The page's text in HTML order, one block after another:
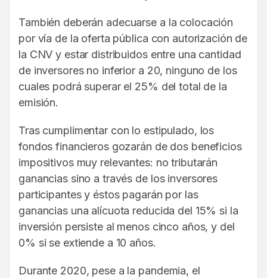
También deberán adecuarse a la colocación
por vía de la oferta pública con autorización de
la CNV y estar distribuidos entre una cantidad
de inversores no inferior a 20, ninguno de los
cuales podrá superar el 25% del total de la
emisión.
Tras cumplimentar con lo estipulado, los
fondos financieros gozarán de dos beneficios
impositivos muy relevantes: no tributarán
ganancias sino a través de los inversores
participantes y éstos pagarán por las
ganancias una alícuota reducida del 15% si la
inversión persiste al menos cinco años, y del
0% si se extiende a 10 años.
Durante 2020, pese a la pandemia, el